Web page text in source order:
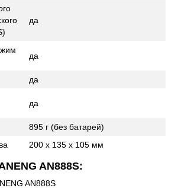
да
да
да
да
895 г (без батарей)
200 х 135 х 105 мм
AN888S:
AN888S